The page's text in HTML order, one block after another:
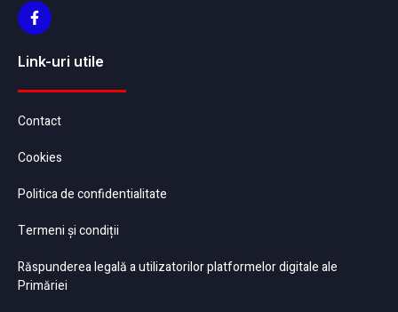
Link-uri utile
Contact
Cookies
Politica de confidentialitate
Termeni și condiții
Răspunderea legală a utilizatorilor platformelor digitale ale
Primăriei